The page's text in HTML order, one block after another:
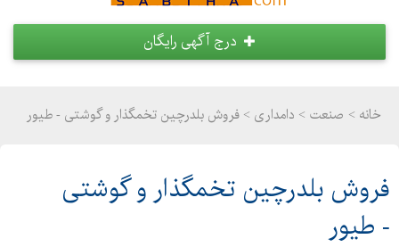
درج آگهی رایگان
خانه > صنعت > دامداری > فروش بلدرچین تخمگذار و گوشتی - طیور
فروش بلدرچین تخمگذار و گوشتی
- طیور